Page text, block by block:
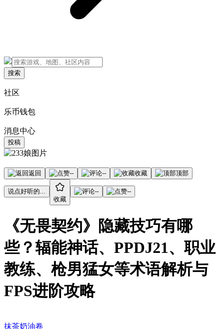
搜索
社区
乐币钱包
消息中心
投稿
返回 -- -- 收藏 顶部
说点好听的...
收藏
-- --
《无畏契约》隐藏技巧有哪
些？辐能神话、PPDJ21、职业
教练、枪男猛女等术语解析与
FPS进阶攻略
抹茶奶油卷